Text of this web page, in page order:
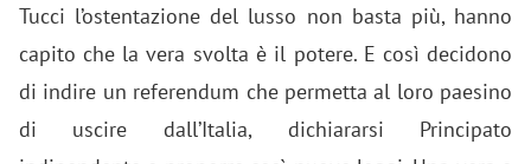
Tucci l’ostentazione del lusso non basta più, hanno
capito che la vera svolta è il potere. E così decidono
di indire un referendum che permetta al loro paesino
di uscire dall’Italia, dichiararsi Principato